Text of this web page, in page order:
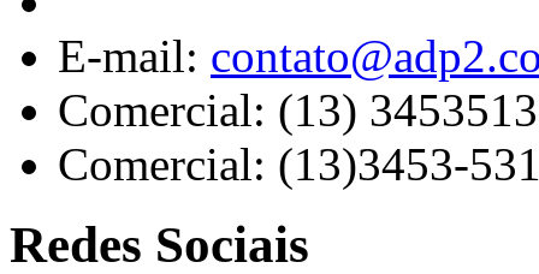
E-mail:
Comercial: (13)
Comercial: (13)3453-
Redes Sociais